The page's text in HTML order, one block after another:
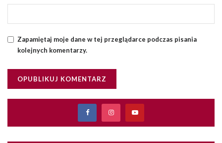
Zapamiętaj moje dane w tej przeglądarce podczas pisania
kolejnych komentarzy.